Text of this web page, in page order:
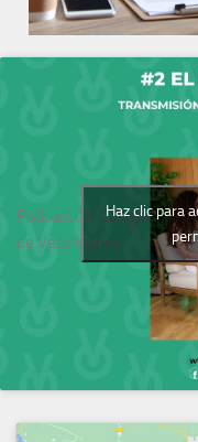
Podcast del Colegio
de Veterinarios
Haz clic para